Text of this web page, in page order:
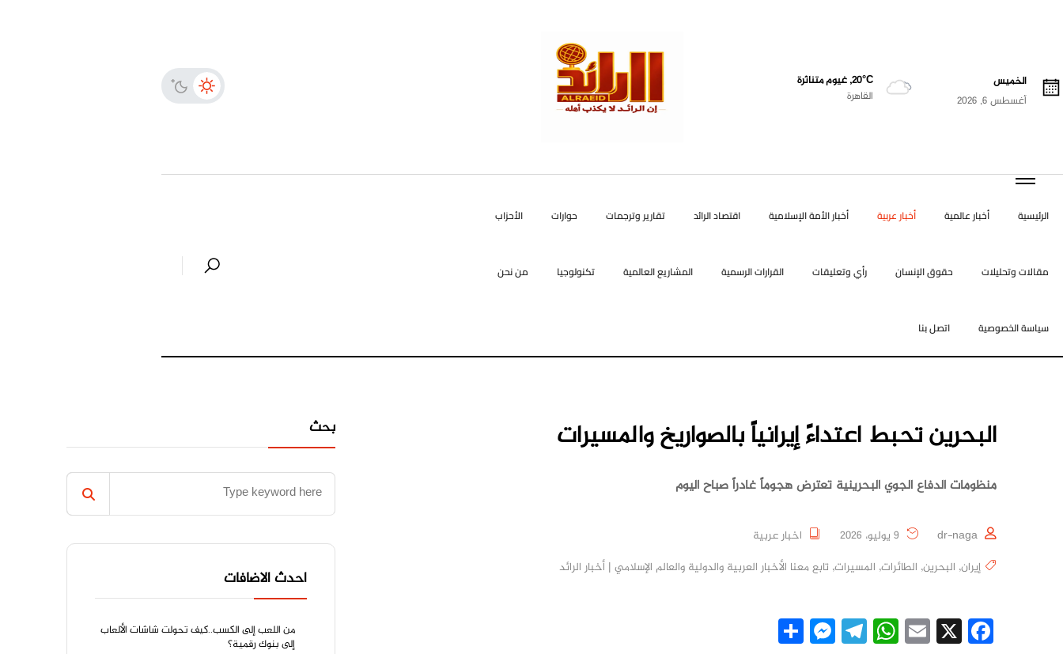
الخميس
أغسطس 6, 2026
20°C, غيوم متناثرة
القاهرة
الرئيسية أخبار عالمية أخبار عربية أخبار الأمة الإسلامية اقتصاد الرائد تقارير وترجمات حوارات الأحزاب
مقالات وتحليلات حقوق الإنسان رأي وتعليقات القرارات الرسمية المشاريع العالمية تكنولوجيا من نحن
سياسة الخصوصية اتصل بنا
البحرين تحبط اعتداءً إيرانياً بالصواريخ والمسيرات
منظومات الدفاع الجوي البحرينية تعترض هجوماً غادراً صباح اليوم
dr-naga
اخبار عربية
إيران, البحرين, الطائرات, المسيرات, تابع معنا الأخبار العربية والدولية والعالم الإسلامي | أخبار الرائد
Facebook
X
Email
WhatsApp
Telegram
Messenger
بحث
احدث الاضافات
من اللعب إلى الكسب..كيف تحولت شاشات الألعاب
إلى بنوك رقمية؟